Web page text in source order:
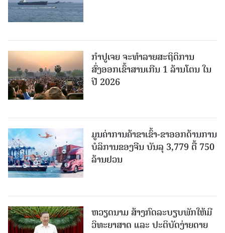
ກຳປູເຈຍ ຈະທຳລາຍສະຖິຕິການ
ສົ່ງອອກເຂົ້າສານເກີນ 1 ລ້ານໂຕນ ໃນ
ປີ 2026
ມູນຄ່າການຄ້າຂາເຂົ້າ-ຂາອອກດ້ານການ
ບໍລິການຂອງຈີນ ບັນລຸ 3,779 ຕື້ 750
ລ້ານຢວນ
ຫວຽດນາມ ສ້າງກົດລະບຽບພັກໃຫ້ມີ
ວິທະຍາສາດ ແລະ ປະຕິບັດງ່າຍດາຍ